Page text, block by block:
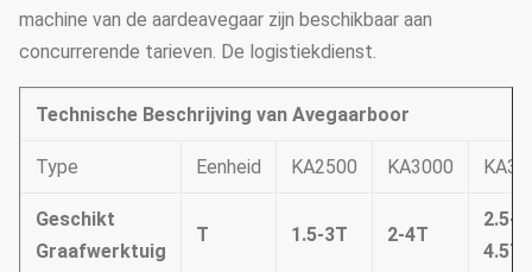
machine van de aardeavegaar zijn beschikbaar aan
concurrerende tarieven. De logistiekdienst.
Technische Beschrijving van Avegaarboor
Type Eenheid KA2500 KA3000
Geschikt
Graafwerktuig
T 1.5-3T 2-4T
2.5-
4.5T